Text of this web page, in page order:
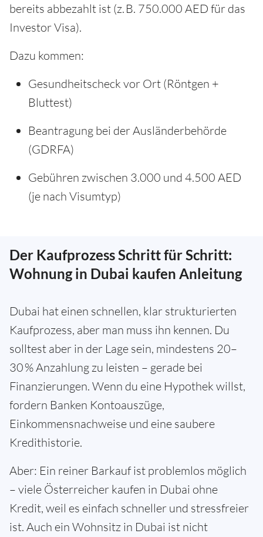
bereits abbezahlt ist (z. B. 750.000 AED für das
Investor Visa).
Dazu kommen:
Gesundheitscheck vor Ort (Röntgen +
Bluttest)
Beantragung bei der Ausländerbehörde
(GDRFA)
Gebühren zwischen 3.000 und 4.500 AED
(je nach Visumtyp)
Der Kaufprozess Schritt für Schritt:
Wohnung in Dubai kaufen Anleitung
Dubai hat einen schnellen, klar strukturierten
Kaufprozess, aber man muss ihn kennen. Du
solltest aber in der Lage sein, mindestens 20–
30 % Anzahlung zu leisten – gerade bei
Finanzierungen. Wenn du eine Hypothek willst,
fordern Banken Kontoauszüge,
Einkommensnachweise und eine saubere
Kredithistorie.
Aber: Ein reiner Barkauf ist problemlos möglich
– viele Österreicher kaufen in Dubai ohne
Kredit, weil es einfach schneller und stressfreier
ist. Auch ein Wohnsitz in Dubai ist nicht